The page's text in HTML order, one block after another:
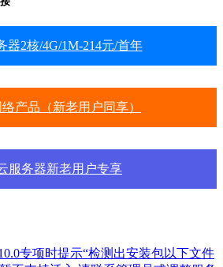
器2核/4G/1M-214元/首年
产品（新老用户同享）
服务器新老用户专享
专项时提示“检测出安装包以下文件